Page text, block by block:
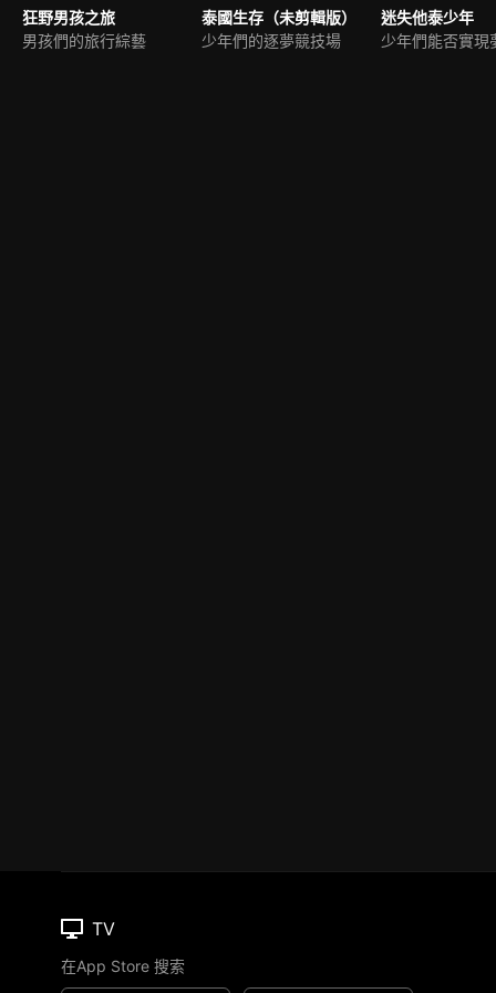
狂野男孩之旅
男孩們的旅行綜藝
泰國生存（未剪輯版）
少年們的逐夢競技場
迷失他泰少年
TV
在App Store 搜索